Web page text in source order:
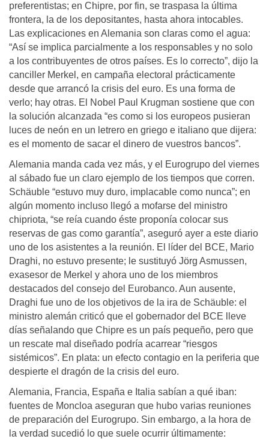
preferentistas; en Chipre, por fin, se traspasa la última
frontera, la de los depositantes, hasta ahora intocables.
Las explicaciones en Alemania son claras como el agua:
“Así se implica parcialmente a los responsables y no solo
a los contribuyentes de otros países. Es lo correcto”, dijo la
canciller Merkel, en campaña electoral prácticamente
desde que arrancó la crisis del euro. Es una forma de
verlo; hay otras. El Nobel Paul Krugman sostiene que con
la solución alcanzada “es como si los europeos pusieran
luces de neón en un letrero en griego e italiano que dijera:
es el momento de sacar el dinero de vuestros bancos”.
Alemania manda cada vez más, y el Eurogrupo del viernes
al sábado fue un claro ejemplo de los tiempos que corren.
Schäuble “estuvo muy duro, implacable como nunca”; en
algún momento incluso llegó a mofarse del ministro
chipriota, “se reía cuando éste proponía colocar sus
reservas de gas como garantía”, aseguró ayer a este diario
uno de los asistentes a la reunión. El líder del BCE, Mario
Draghi, no estuvo presente; le sustituyó Jörg Asmussen,
exasesor de Merkel y ahora uno de los miembros
destacados del consejo del Eurobanco. Aun ausente,
Draghi fue uno de los objetivos de la ira de Schäuble: el
ministro alemán criticó que el gobernador del BCE lleve
días señalando que Chipre es un país pequeño, pero que
un rescate mal diseñado podría acarrear “riesgos
sistémicos”. En plata: un efecto contagio en la periferia que
despierte el dragón de la crisis del euro.
Alemania, Francia, España e Italia sabían a qué iban:
fuentes de Moncloa aseguran que hubo varias reuniones
de preparación del Eurogrupo. Sin embargo, a la hora de
la verdad sucedió lo que suele ocurrir últimamente: